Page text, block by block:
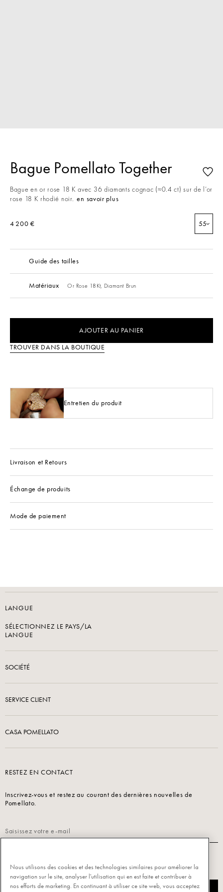
Bague Pomellato Together
Bague en or rose 18 K avec 36 diamants cognac (≈0.4 ct) sur de l’or
rose 18 K rhodié noir. en savoir plus
4 200 € 55
Guide des tailles
Matériaux Or Rose 18Kt, Diamant Brun
AJOUTER AU PANIER
TROUVER DANS LA BOUTIQUE
Entretien du produit
Livraison et Retours
Échange de produits
Mode de paiement
LANGUE
SÉLECTIONNEZ LE PAYS/LA
LANGUE
SOCIÉTÉ
SERVICE CLIENT
CASA POMELLATO
RESTEZ EN CONTACT
Inscrivez-vous et restez au courant des dernières nouvelles de
Pomellato.
Lisez notre Politique de confidentialité pour vous inscrire.
Nous utilisons des cookies et des technologies similaires pour améliorer la
navigation sur le site, analyser l'utilisation qui en est faite et contribuer à
nos efforts de marketing. En continuant à utiliser ce site web, vous acceptez